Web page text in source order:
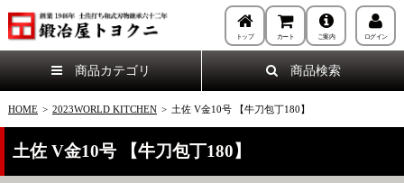
トップ カート ご案内 ログイン
商品カテゴリ 商品検索
HOME > 2023WORLD KITCHEN > 土佐 V金10号 【牛刀包丁180】
土佐 V金10号 【牛刀包丁180】